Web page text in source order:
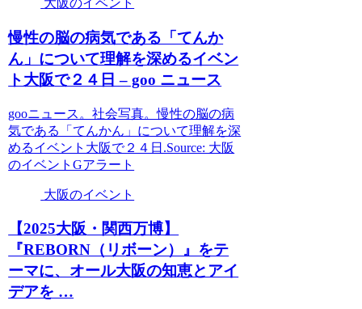
大阪のイベント
慢性の脳の病気である「てんか
ん」について理解を深めるイベン
ト大阪で２４日 – goo ニュース
gooニュース。社会写真。慢性の脳の病
気である「てんかん」について理解を深
めるイベント大阪で２４日.Source: 大阪
のイベントGアラート
大阪のイベント
【2025大阪 ・関西万博】
『REBORN（リボーン）』をテ
ーマに、オール大阪の知恵とアイ
デアを …